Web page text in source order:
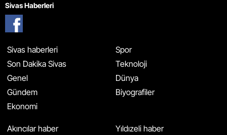
Sivas Haberleri
Sivas haberleri
Son Dakika Sivas
Genel
Gündem
Ekonomi
Spor
Teknoloji
Dünya
Biyografiler
Akıncılar haber
Yıldızeli haber